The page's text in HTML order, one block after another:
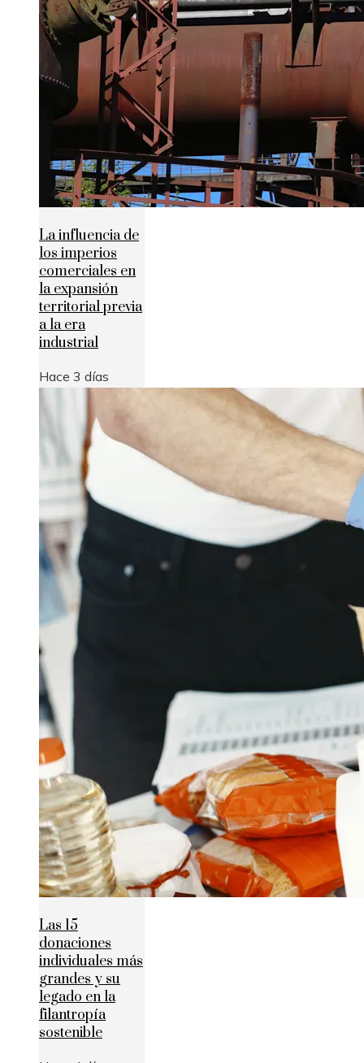
La influencia de
los imperios
comerciales en
la expansión
territorial previa
a la era
industrial
Hace 3 días
Las 15
donaciones
individuales más
grandes y su
legado en la
filantropía
sostenible